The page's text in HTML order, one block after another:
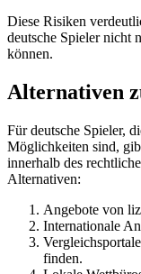
Diese Risiken
deutsche Spieler nicht
können.
Alternativen
Für deutsche Spieler,
Möglichkeiten sind,
innerhalb des
Alternativen:
Angebote von
Internationale
finden.